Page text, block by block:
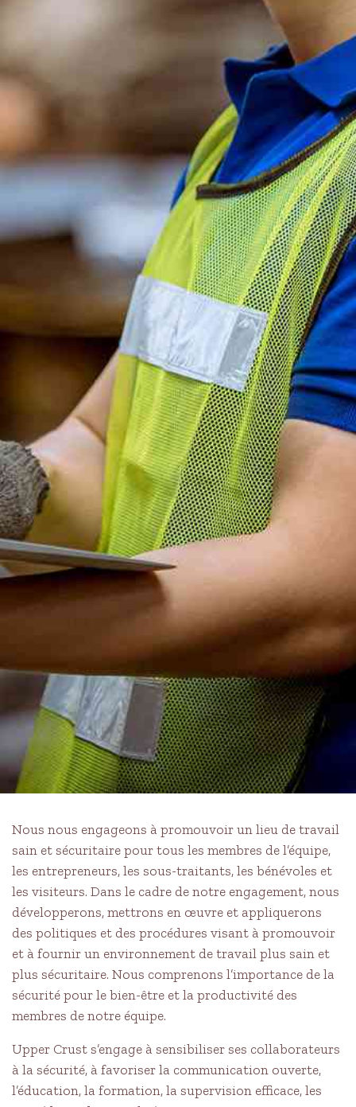
Nous nous engageons à promouvoir un lieu de travail
sain et sécuritaire pour tous les membres de l’équipe,
les entrepreneurs, les sous-traitants, les bénévoles et
les visiteurs. Dans le cadre de notre engagement, nous
développerons, mettrons en œuvre et appliquerons
des politiques et des procédures visant à promouvoir
et à fournir un environnement de travail plus sain et
plus sécuritaire. Nous comprenons l’importance de la
sécurité pour le bien-être et la productivité des
membres de notre équipe.
Upper Crust s’engage à sensibiliser ses collaborateurs
à la sécurité, à favoriser la communication ouverte,
l’éducation, la formation, la supervision efficace, les